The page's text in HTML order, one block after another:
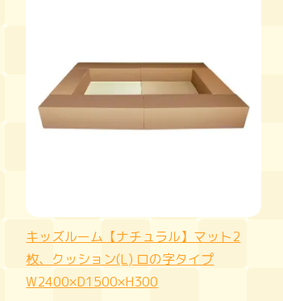
キッズルーム【ナチュラル】マット2
枚、クッション(L) ロの字タイプ
W2400×D1500×H300